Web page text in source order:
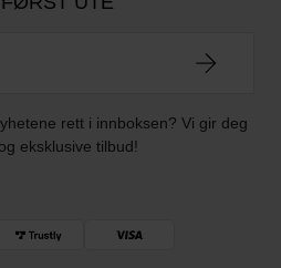
rett i innboksen? Vi gir deg
eksklusive tilbud!